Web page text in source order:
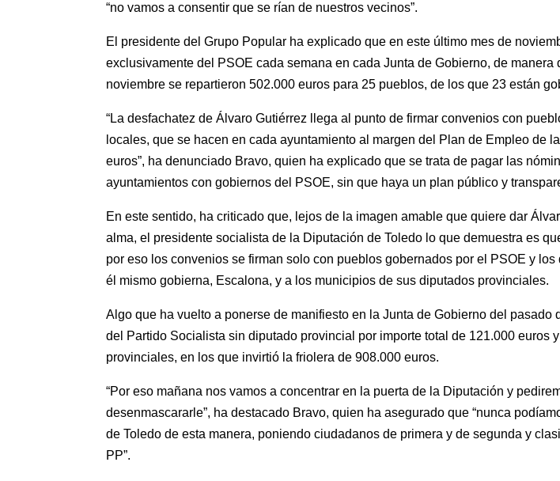
“no vamos a consentir que se rían de nuestros vecinos”.
El presidente del Grupo Popular ha explicado que en este último mes de
exclusivamente del PSOE cada semana en cada Junta de Gobierno, de
noviembre se repartieron 502.000 euros para 25 pueblos, de los que 23 están
“La desfachatez de Álvaro Gutiérrez llega al punto de firmar convenios con
locales, que se hacen en cada ayuntamiento al margen del Plan de Empleo de
euros”, ha denunciado Bravo, quien ha explicado que se trata de pagar las
ayuntamientos con gobiernos del PSOE, sin que haya un plan público y
En este sentido, ha criticado que, lejos de la imagen amable que quiere dar
alma, el presidente socialista de la Diputación de Toledo lo que demuestra es
por eso los convenios se firman solo con pueblos gobernados por el PSOE y
él mismo gobierna, Escalona, y a los municipios de sus diputados provinciales.
Algo que ha vuelto a ponerse de manifiesto en la Junta de Gobierno del
del Partido Socialista sin diputado provincial por importe total de 121.000
provinciales, en los que invirtió la friolera de 908.000 euros.
“Por eso mañana nos vamos a concentrar en la puerta de la Diputación y
desenmascararle”, ha destacado Bravo, quien ha asegurado que “nunca
de Toledo de esta manera, poniendo ciudadanos de primera y de segunda y
PP”.